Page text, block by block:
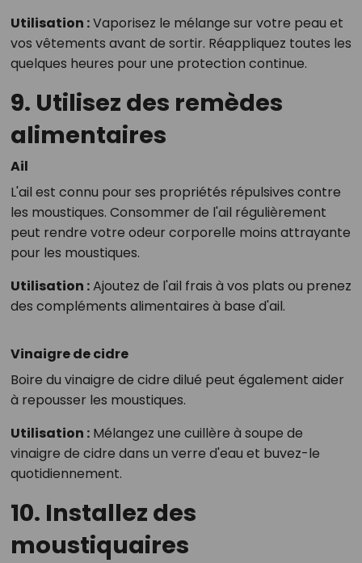
Utilisation :Vaporisez le mélange sur votre peau et
vos vêtements avant de sortir. Réappliquez toutes les
quelques heures pour une protection continue.
9. Utilisez des remèdes
alimentaires
Ail
L'ail est connu pour ses propriétés répulsives contre
les moustiques. Consommer de l'ail régulièrement
peut rendre votre odeur corporelle moins attrayante
pour les moustiques.
Utilisation :Ajoutez de l'ail frais à vos plats ou prenez
des compléments alimentaires à base d'ail.
Vinaigre de cidre
Boire du vinaigre de cidre dilué peut également aider
à repousser les moustiques.
Utilisation :Mélangez une cuillère à soupe de
vinaigre de cidre dans un verre d'eau et buvez-le
quotidiennement.
10. Installez des
moustiquaires